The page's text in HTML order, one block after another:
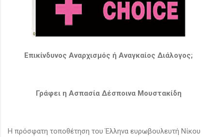
Επικίνδυνος Αναρχισμός ή Αναγκαίος Διάλογος;
Γράφει η Ασπασία Δέσποινα Μουστακίδη
Η πρόσφατη τοποθέτηση του Έλληνα ευρωβουλευτή Νίκου